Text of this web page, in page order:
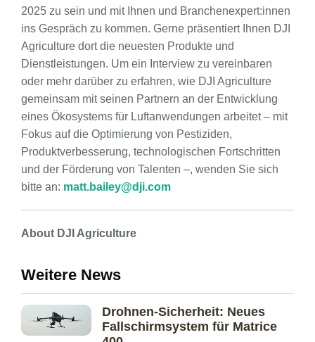
2025 zu sein und mit Ihnen und Branchenexpert:innen
ins Gespräch zu kommen. Gerne präsentiert Ihnen DJI
Agriculture dort die neuesten Produkte und
Dienstleistungen. Um ein Interview zu vereinbaren
oder mehr darüber zu erfahren, wie DJI Agriculture
gemeinsam mit seinen Partnern an der Entwicklung
eines Ökosystems für Luftanwendungen arbeitet – mit
Fokus auf die Optimierung von Pestiziden,
Produktverbesserung, technologischen Fortschritten
und der Förderung von Talenten –, wenden Sie sich
bitte an: matt.bailey@dji.com
About DJI Agriculture
Weitere News
Drohnen-Sicherheit: Neues
Fallschirmsystem für Matrice